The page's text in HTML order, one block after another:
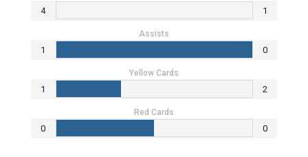
4 1
Assists
1 0
Yellow Cards
1 2
Red Cards
0 0